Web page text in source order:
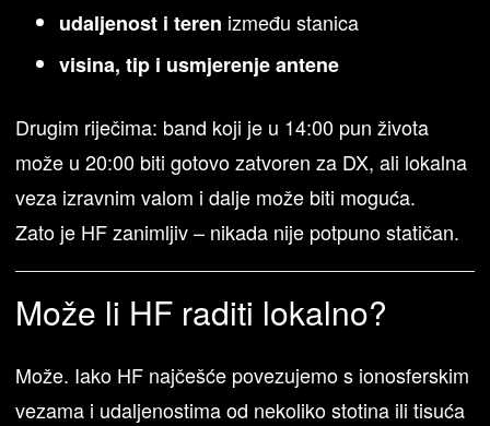
udaljenost i teren između stanica
visina, tip i usmjerenje antene
Drugim riječima: band koji je u 14:00 pun života
može u 20:00 biti gotovo zatvoren za DX, ali lokalna
veza izravnim valom i dalje može biti moguća.
Zato je HF zanimljiv – nikada nije potpuno statičan.
Može li HF raditi lokalno?
Može. Iako HF najčešće povezujemo s ionosferskim
vezama i udaljenostima od nekoliko stotina ili tisuća